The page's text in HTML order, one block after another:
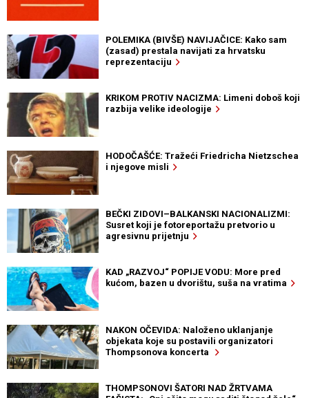
POLEMIKA (BIVŠE) NAVIJAČICE: Kako sam
(zasad) prestala navijati za hrvatsku
reprezentaciju
KRIKOM PROTIV NACIZMA: Limeni doboš koji
razbija velike ideologije
HODOČAŠĆE: Tražeći Friedricha Nietzschea
i njegove misli
BEČKI ZIDOVI–BALKANSKI NACIONALIZMI:
Susret koji je fotoreportažu pretvorio u
agresivnu prijetnju
KAD „RAZVOJ“ POPIJE VODU: More pred
kućom, bazen u dvorištu, suša na vratima
NAKON OČEVIDA: Naloženo uklanjanje
objekata koje su postavili organizatori
Thompsonova koncerta
THOMPSONOVI ŠATORI NAD ŽRTVAMA